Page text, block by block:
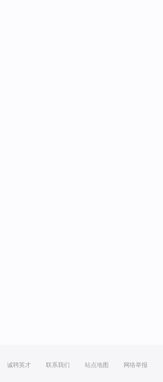
诚聘英才 联系我们 站点地图 网络举报